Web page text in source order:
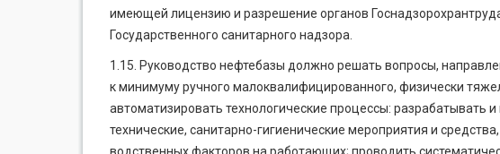
имеющей лицензию и разрешение органов
Государственного санитарного надзора.
1.15. Руководство нефтебазы должно решать вопросы,
к минимуму ручного мало­квалифицированного, физически
автоматизировать технологические процессы: разрабатывать
технические, санитарно-гигиенические мероприятия и